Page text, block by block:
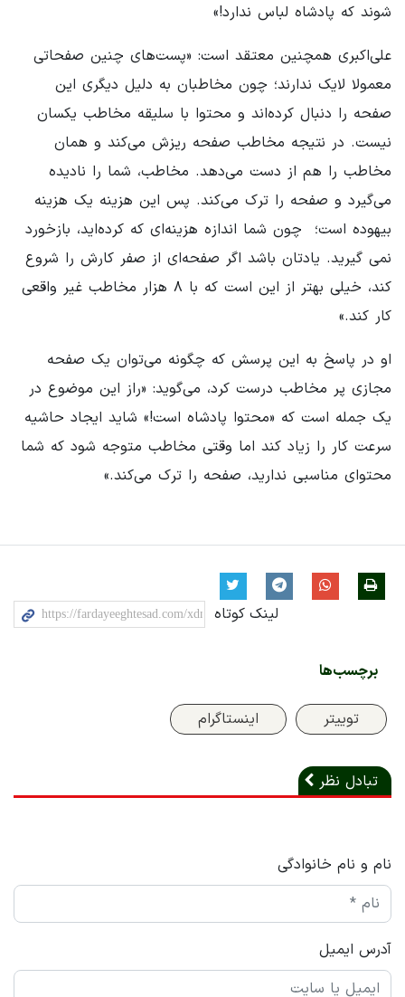
شوند که پادشاه لباس ندارد!»
علی‌اکبری همچنین معتقد است: «پست‌های چنین صفحاتی
معمولا لایک ندارند؛ چون مخاطبان به دلیل دیگری این
صفحه را دنبال کرده‌اند و محتوا با سلیقه مخاطب یکسان
نیست. در نتیجه مخاطب صفحه ریزش می‌کند و همان
مخاطب را هم از دست می‌دهد. مخاطب، شما را نادیده
می‌گیرد و صفحه را ترک می‌کند. پس این هزینه یک هزینه
بیهوده است؛ ‌ چون شما اندازه هزینه‌ای که کرده‌اید، ‌بازخورد
نمی گیرید. یادتان باشد اگر صفحه‌ای از صفر کارش را شروع
کند، خیلی بهتر از این است که با ۸ هزار مخاطب غیر واقعی
کار کند.»
او در پاسخ به این پرسش که چگونه می‌توان یک صفحه
مجازی پر مخاطب درست کرد، می‌گوید: «راز این موضوع در
یک جمله است که «محتوا پادشاه است!» شاید ایجاد حاشیه
سرعت کار را زیاد کند اما وقتی مخاطب متوجه شود که شما
محتوای مناسبی ندارید، صفحه را ترک می‌کند.»
لینک کوتاه
برچسب‌ها
توییتر اینستاگرام
تبادل نظر
نام و نام خانوادگی
آدرس ایمیل